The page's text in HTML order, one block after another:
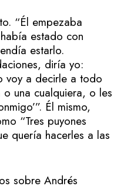
“Él empezaba
estado con
estarlo.
diría yo:
voy a decirle a todo
una cualquiera, o les
Él mismo,
“Tres puyones
quería hacerles a las
sobre Andrés